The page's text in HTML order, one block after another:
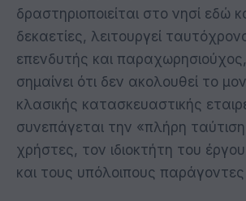
δραστηριοποιείται στο νησί εδώ
δεκαετίες, λειτουργεί
επενδυτής και
σημαίνει ότι δεν ακολουθεί το
κλασικής κατασκευαστικής
συνεπάγεται την «πλήρη
χρήστες, τον ιδιοκτήτη του
και τους υπόλοιπους